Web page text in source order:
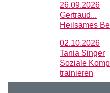
26.09.2026
Gertraud...
Heilsames
02.10.2026
Tania Singer
Soziale
trainieren